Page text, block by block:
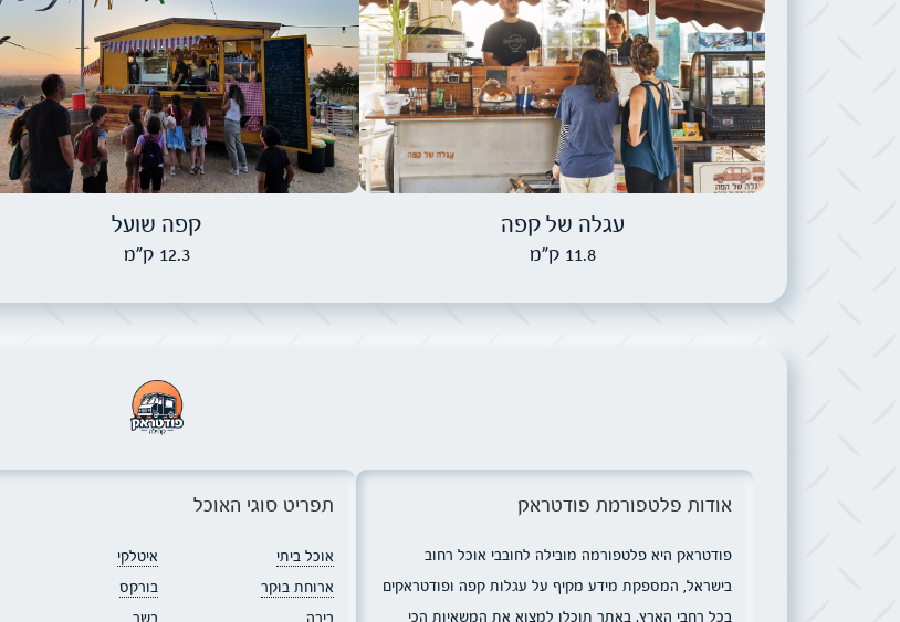
עגלה של קפה
11.8 ק"מ
קפה שועל
12.3 ק"מ
אודות פלטפורמת פודטראק
פודטראק היא פלטפורמה מובילה לחובבי אוכל רחוב
בישראל, המספקת מידע מקיף על עגלות קפה ופודטראקים
בכל רחבי הארץ. באתר תוכלו למצוא את המשאיות הכי
תפריט סוגי האוכל
אוכל ביתי
איטלקי
ארוחת בוקר
בורקס
בירה
בשר